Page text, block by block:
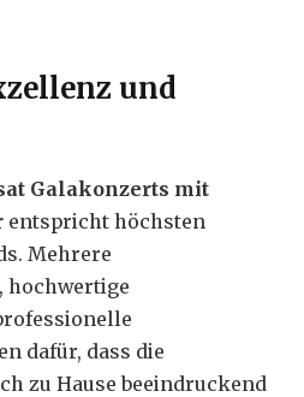
und
Galakonzerts mit
entspricht höchsten
Mehrere
hochwertige
dafür, dass die
zu Hause beeindruckend